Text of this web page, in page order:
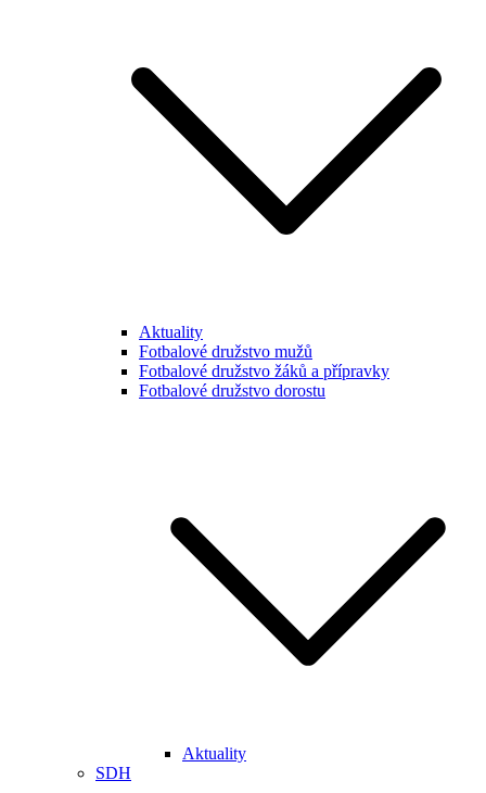
Aktuality
Fotbalové družstvo mužů
Fotbalové družstvo žáků a přípravky
Fotbalové družstvo dorostu
Aktuality
SDH